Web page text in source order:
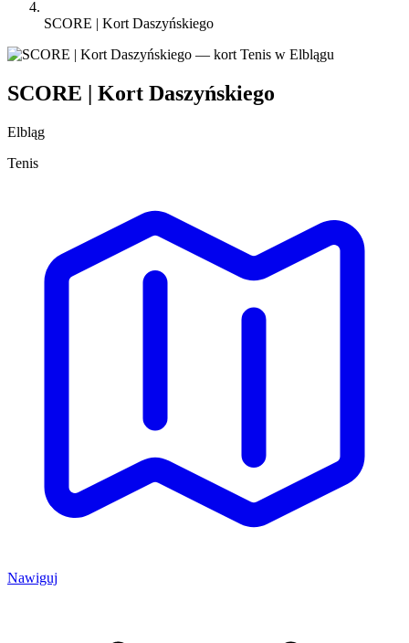
SCORE | Kort Daszyńskiego
SCORE | Kort Daszyńskiego
Elbląg
Tenis
Nawiguj